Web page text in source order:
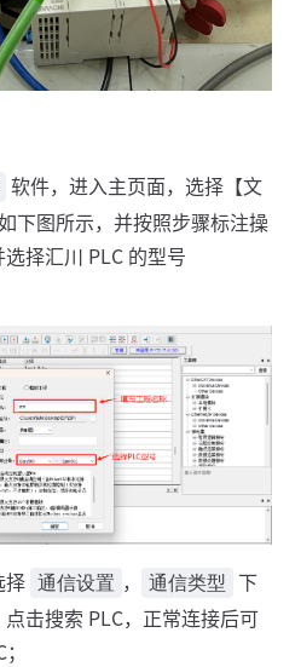
软件，进入主页面，选择【文
下图所示，并按照步骤标注操
择汇川 PLC 的型号
择 通信设置 ， 通信类型 下
击搜索 PLC，正常连接后可